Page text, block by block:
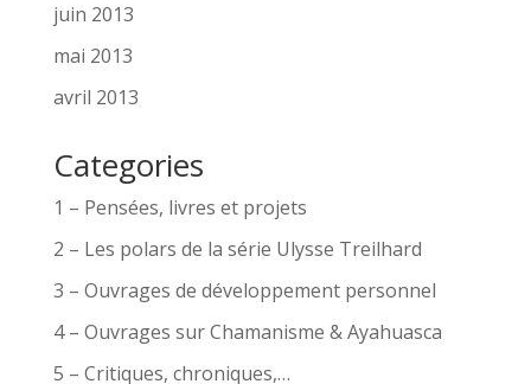
juin 2013
mai 2013
avril 2013
Categories
1 – Pensées, livres et projets
2 – Les polars de la série Ulysse Treilhard
3 – Ouvrages de développement personnel
4 – Ouvrages sur Chamanisme & Ayahuasca
5 – Critiques, chroniques,…